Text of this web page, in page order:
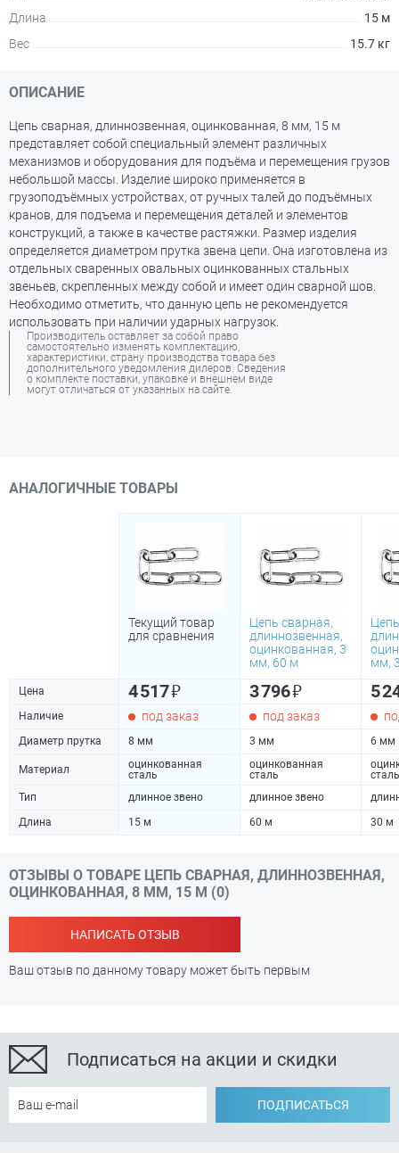
Длина
15 м
Вес
15.7 кг
ОПИСАНИЕ
Цепь сварная, длиннозвенная, оцинкованная, 8 мм, 15 м
представляет собой специальный элемент различных
механизмов и оборудования для подъёма и перемещения грузов
небольшой массы. Изделие широко применяется в
грузоподъёмных устройствах, от ручных талей до подъёмных
кранов, для подъема и перемещения деталей и элементов
конструкций, а также в качестве растяжки. Размер изделия
определяется диаметром прутка звена цепи. Она изготовлена из
отдельных сваренных овальных оцинкованных стальных
звеньев, скрепленных между собой и имеет один сварной шов.
Необходимо отметить, что данную цепь не рекомендуется
использовать при наличии ударных нагрузок.
Производитель оставляет за собой право
самостоятельно изменять комплектацию,
характеристики, страну производства товара без
дополнительного уведомления дилеров. Сведения
о комплекте поставки, упаковке и внешнем виде
могут отличаться от указанных на сайте.
АНАЛОГИЧНЫЕ ТОВАРЫ
Текущий товар
для сравнения
Цепь сварная,
длиннозвенная,
оцинкованная, 3
мм, 60 м
мм,
Цена 4 517₽ 3 796₽ 5
Наличие под заказ под заказ
Диаметр прутка 8 мм 3 мм 6 мм
Материал
оцинкованная
сталь
оцинкованная
сталь
сталь
Тип
длинное звено длинное звено
Длина
15 м 60 м 30 м
ОТЗЫВЫ О ТОВАРЕ ЦЕПЬ СВАРНАЯ, ДЛИННОЗВЕННАЯ,
ОЦИНКОВАННАЯ, 8 ММ, 15 М (0)
НАПИСАТЬ ОТЗЫВ
Ваш отзыв по данному товару может быть первым
Подписаться на акции и скидки
ПОДПИСАТЬСЯ